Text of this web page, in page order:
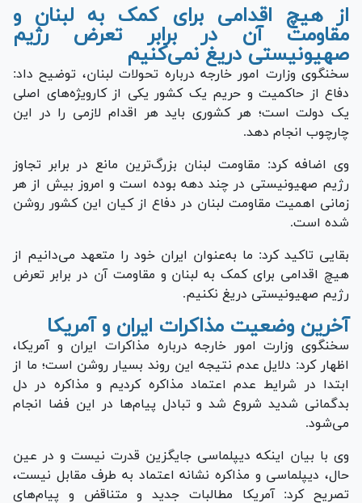
از هیچ اقدامی برای کمک به لبنان و
مقاومت آن در برابر تعرض رژیم
صهیونیستی دریغ نمی‌کنیم
سخنگوی وزارت امور خارجه درباره تحولات لبنان، توضیح داد:
دفاع از حاکمیت و حریم یک کشور یکی از کارویژه‌های اصلی
یک دولت است؛ هر کشوری باید هر اقدام لازمی را در این
چارچوب انجام دهد.
وی اضافه کرد: مقاومت لبنان بزرگ‌ترین مانع در برابر تجاوز
رژیم صهیونیستی در چند دهه بوده است و امروز بیش از هر
زمانی اهمیت مقاومت لبنان در دفاع از کیان این کشور روشن
شده است.
بقایی تاکید کرد: ما به‌عنوان ایران خود را متعهد می‌دانیم از
هیچ اقدامی برای کمک به لبنان و مقاومت آن در برابر تعرض
رژیم صهیونیستی دریغ نکنیم.
آخرین وضعیت مذاکرات ایران و آمریکا
سخنگوی وزارت امور خارجه درباره مذاکرات ایران و آمریکا،
اظهار کرد: دلایل عدم نتیجه این روند بسیار روشن است؛ ما از
ابتدا در شرایط عدم اعتماد مذاکره کردیم و مذاکره در دل
بدگمانی شدید شروع شد و تبادل پیام‌ها در این فضا انجام
می‌شود.
وی با بیان اینکه دیپلماسی جایگزین قدرت نیست و در عین
حال، دیپلماسی و مذاکره نشانه اعتماد به طرف مقابل نیست،
تصریح کرد: آمریکا مطالبات جدید و متناقض و پیام‌های